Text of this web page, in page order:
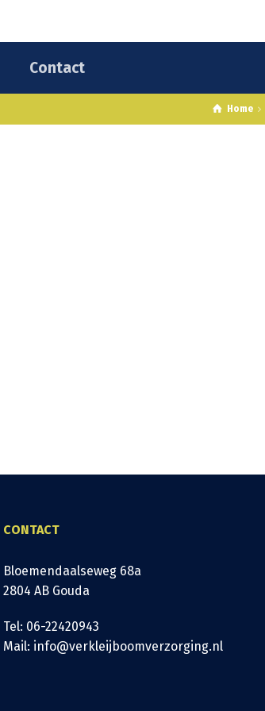
Contact
Home
CONTACT
Bloemendaalseweg 68a
2804 AB Gouda
Tel: 06-22420943
Mail: info@verkleijboomverzorging.nl